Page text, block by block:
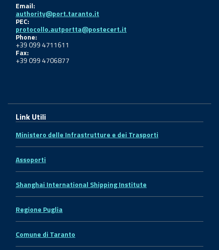
Email:
authority@port.taranto.it
PEC:
protocollo.autportta@postecert.it
Phone:
+39 099 4711611
Fax:
+39 099 4706877
Link Utili
Ministero delle Infrastrutture e dei Trasporti
Assoporti
Shanghai International Shipping Institute
Regione Puglia
Comune di Taranto